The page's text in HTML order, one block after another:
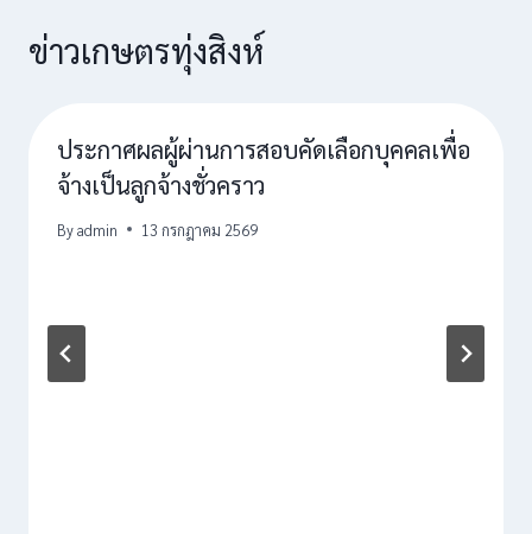
ข่าวเกษตรทุ่งสิงห์
ประกาศผลผู้ผ่านการสอบคัดเลือกบุคคลเพื่อ
จ้างเป็นลูกจ้างชั่วคราว
Byadmin 13 กรกฎาคม 2569